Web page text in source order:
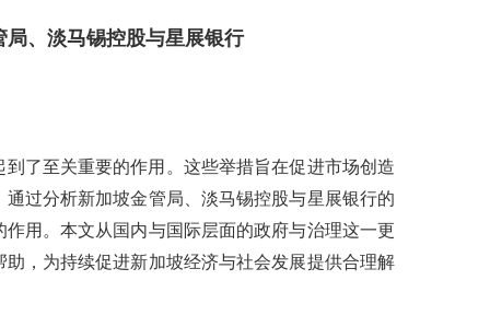
、淡马锡控股与星展银行
了至关重要的作用。这些举措旨在促进市场创造
过分析新加坡金管局、淡马锡控股与星展银行的
用。本文从国内与国际层面的政府与治理这一更
，为持续促进新加坡经济与社会发展提供合理解